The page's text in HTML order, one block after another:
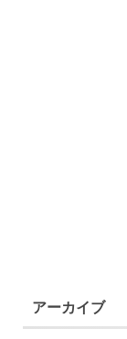
アーカイブ